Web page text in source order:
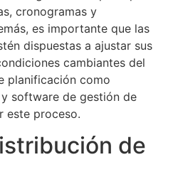
cronogramas y
es importante que las
dispuestas a ajustar sus
cambiantes del
planificación como
software de gestión de
este proceso.
de